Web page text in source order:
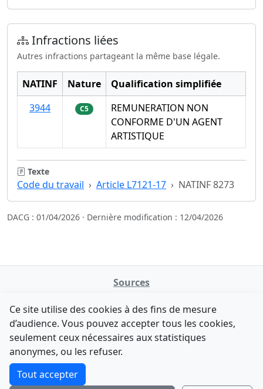
Infractions liées
Autres infractions partageant la même base légale.
NATINF Nature
Qualification simplifiée
3944
C5
REMUNERATION NON
CONFORME D'UN AGENT
ARTISTIQUE
Texte
Code du travail Article L7121-17 NATINF 8273
DACG : 01/04/2026 · Dernière modification : 12/04/2026
Sources
data.gouv.fr
Legifrance - API
Contact
F-Droid·App Store
Tchap
Comment avez-vous découvert NATINFo ?
Une courte réponse suffit (500 caractères max).
Ce site utilise des cookies à des fins de mesure
d’audience. Vous pouvez accepter tous les cookies,
seulement ceux nécessaires aux statistiques
anonymes, ou les refuser.
Tout accepter